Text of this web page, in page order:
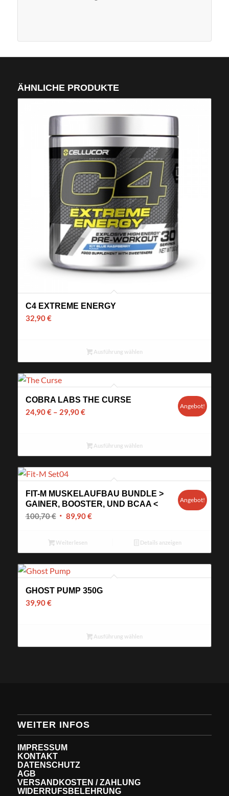
ÄHNLICHE PRODUKTE
C4 EXTREME ENERGY
32,90€
Ausführung wählen
COBRA LABS THE CURSE
24,90€– 29,90€
Angebot!
Ausführung wählen
FIT-M MUSKELAUFBAU BUNDLE >
GAINER, BOOSTER, UND BCAA <
100,70€ Ursprünglicher
war:
100,70 €
89,90€Aktueller
89,90 €.
Angebot!
Weiterlesen Details anzeigen
GHOST PUMP 350G
39,90€
Ausführung wählen
WEITER INFOS
IMPRESSUM
KONTAKT
DATENSCHUTZ
AGB
VERSANDKOSTEN / ZAHLUNG
WIDERRUFSBELEHRUNG